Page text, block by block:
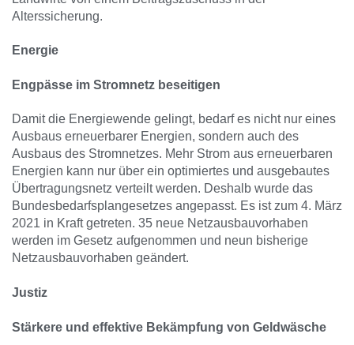
Alterssicherung.
Energie
Engpässe im Stromnetz beseitigen
Damit die Energiewende gelingt, bedarf es nicht nur eines
Ausbaus erneuerbarer Energien, sondern auch des
Ausbaus des Stromnetzes. Mehr Strom aus erneuerbaren
Energien kann nur über ein optimiertes und ausgebautes
Übertragungsnetz verteilt werden. Deshalb wurde das
Bundesbedarfsplangesetzes angepasst. Es ist zum 4. März
2021 in Kraft getreten. 35 neue Netzausbauvorhaben
werden im Gesetz aufgenommen und neun bisherige
Netzausbauvorhaben geändert.
Justiz
Stärkere und effektive Bekämpfung von Geldwäsche